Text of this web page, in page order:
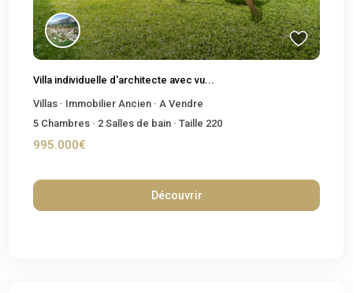
Villa individuelle d'architecte avec vu...
Villas · Immobilier Ancien · A Vendre
5 Chambres · 2 Salles de bain · Taille 220
995.000€
Découvrir